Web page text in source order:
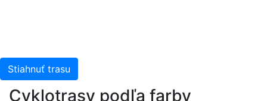
Stiahnuť trasu
Cyklotrasy podľa farby